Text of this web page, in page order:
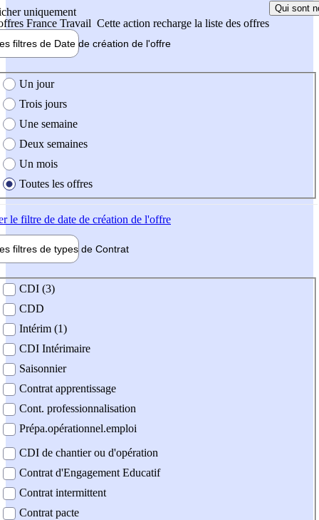
uniquement
France Travail Cette action recharge la liste des offres
Qui sont
filtres de Date de création de l'offre
création de l'offre
Un jour
Trois jours
Une semaine
Deux semaines
Un mois
Toutes les offres
le filtre de date de création de l'offre
filtres de types de Contrat
contrat
CDI (3)
CDD
Intérim (1)
CDI Intérimaire
Saisonnier
Contrat apprentissage
Cont. professionnalisation
Prépa.opérationnel.emploi
CDI de chantier ou d'opération
Contrat d'Engagement Educatif
Contrat intermittent
Contrat pacte